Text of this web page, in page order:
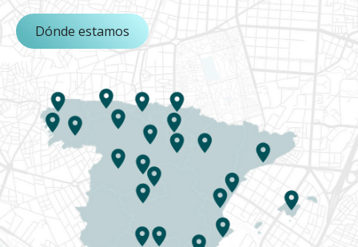
Dónde estamos